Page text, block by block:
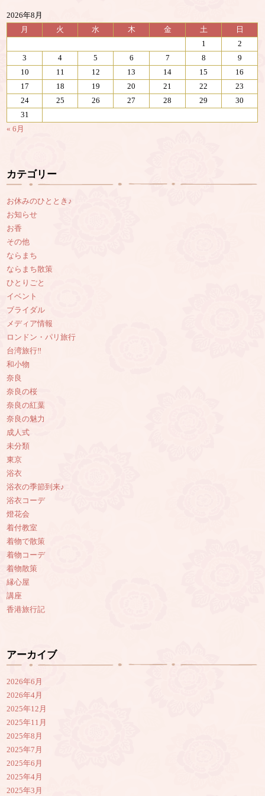
2026年8月
月
火 水 木 金 土
日
1
2
3
4 5 6 7 8
9
10
11 12 13 14 15
16
17
18 19 20 21 22
23
24
25 26 27 28 29
30
31
« 6月
カテゴリー
お休みのひととき♪
お知らせ
お香
その他
ならまち
ならまち散策
ひとりごと
イベント
ブライダル
メディア情報
ロンドン・パリ旅行
台湾旅行‼︎
和小物
奈良
奈良の桜
奈良の紅葉
奈良の魅力
成人式
未分類
東京
浴衣
浴衣の季節到来♪
浴衣コーデ
燈花会
着付教室
着物で散策
着物コーデ
着物散策
縁心屋
講座
香港旅行記
アーカイブ
2026年6月
2026年4月
2025年12月
2025年11月
2025年8月
2025年7月
2025年6月
2025年4月
2025年3月